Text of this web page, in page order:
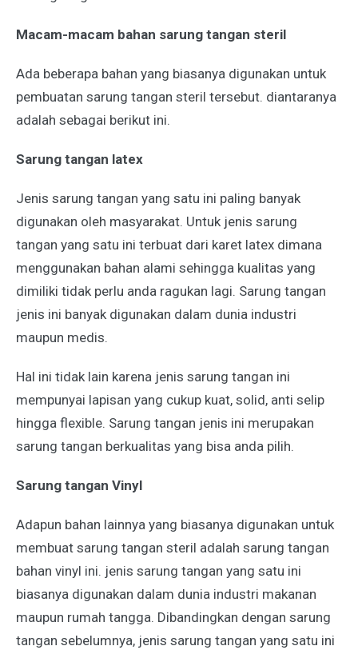
Macam-macam bahan sarung tangan steril
Ada beberapa bahan yang biasanya digunakan untuk
pembuatan sarung tangan steril tersebut. diantaranya
adalah sebagai berikut ini.
Sarung tangan latex
Jenis sarung tangan yang satu ini paling banyak
digunakan oleh masyarakat. Untuk jenis sarung
tangan yang satu ini terbuat dari karet latex dimana
menggunakan bahan alami sehingga kualitas yang
dimiliki tidak perlu anda ragukan lagi. Sarung tangan
jenis ini banyak digunakan dalam dunia industri
maupun medis.
Hal ini tidak lain karena jenis sarung tangan ini
mempunyai lapisan yang cukup kuat, solid, anti selip
hingga flexible. Sarung tangan jenis ini merupakan
sarung tangan berkualitas yang bisa anda pilih.
Sarung tangan Vinyl
Adapun bahan lainnya yang biasanya digunakan untuk
membuat sarung tangan steril adalah sarung tangan
bahan vinyl ini. jenis sarung tangan yang satu ini
biasanya digunakan dalam dunia industri makanan
maupun rumah tangga. Dibandingkan dengan sarung
tangan sebelumnya, jenis sarung tangan yang satu ini